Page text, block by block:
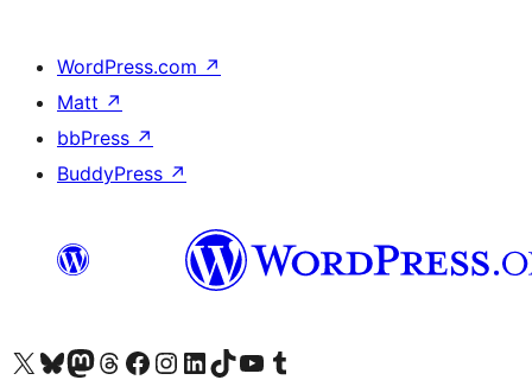
WordPress.com ↗
Matt ↗
bbPress ↗
BuddyPress ↗
Visita nuestra cuenta de X (anteriormente Twitter)
Visit our Bluesky account
Visit our Mastodon account
Visit our Threads account
Visita nuestra página de Facebook
Visita nuestra cuenta de Instagram
Visita nuestra cuenta de LinkedIn
Visit our TikTok account
Visita nuestro canal de YouTube
Visit our Tumblr account